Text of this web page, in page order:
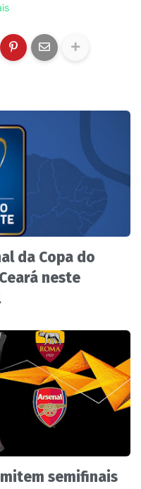
da Copa do
neste
semifinais